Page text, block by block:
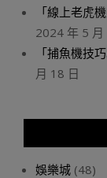
「線上老虎
2024 年 5 月
「捕魚機技
月 18 日
娛樂城 (48)